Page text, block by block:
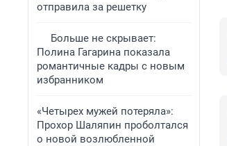
отправила за решетку
Больше не скрывает:
Полина Гагарина показала
романтичные кадры с новым
избранником
«Четырех мужей потеряла»:
Прохор Шаляпин проболтался
о новой возлюбленной